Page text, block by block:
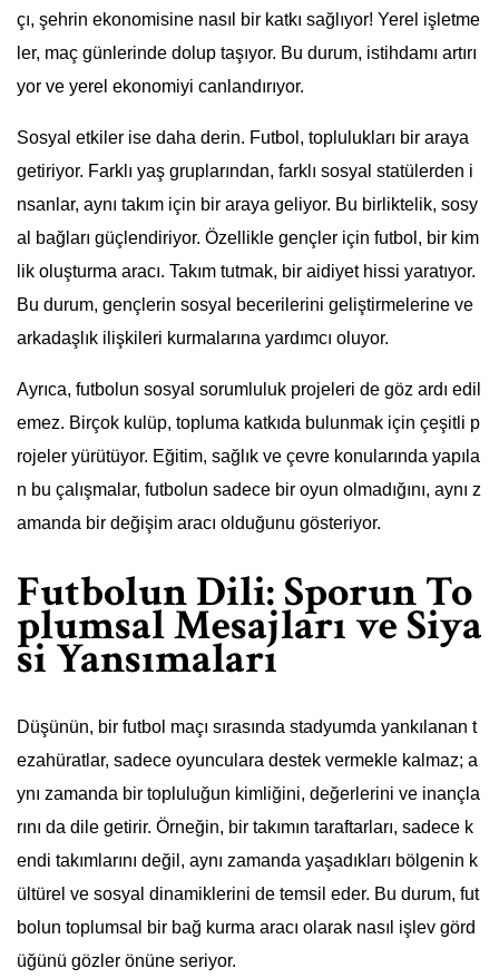
çı, şehrin ekonomisine nasıl bir katkı sağlıyor! Yerel işletme
ler, maç günlerinde dolup taşıyor. Bu durum, istihdamı artırı
yor ve yerel ekonomiyi canlandırıyor.
Sosyal etkiler ise daha derin. Futbol, toplulukları bir araya
getiriyor. Farklı yaş gruplarından, farklı sosyal statülerden i
nsanlar, aynı takım için bir araya geliyor. Bu birliktelik, sosy
al bağları güçlendiriyor. Özellikle gençler için futbol, bir kim
lik oluşturma aracı. Takım tutmak, bir aidiyet hissi yaratıyor.
Bu durum, gençlerin sosyal becerilerini geliştirmelerine ve
arkadaşlık ilişkileri kurmalarına yardımcı oluyor.
Ayrıca, futbolun sosyal sorumluluk projeleri de göz ardı edil
emez. Birçok kulüp, topluma katkıda bulunmak için çeşitli p
rojeler yürütüyor. Eğitim, sağlık ve çevre konularında yapıla
n bu çalışmalar, futbolun sadece bir oyun olmadığını, aynı z
amanda bir değişim aracı olduğunu gösteriyor.
Futbolun Dili: Sporun To
plumsal Mesajları ve Siya
si Yansımaları
Düşünün, bir futbol maçı sırasında stadyumda yankılanan t
ezahüratlar, sadece oyunculara destek vermekle kalmaz; a
ynı zamanda bir topluluğun kimliğini, değerlerini ve inançla
rını da dile getirir. Örneğin, bir takımın taraftarları, sadece k
endi takımlarını değil, aynı zamanda yaşadıkları bölgenin k
ültürel ve sosyal dinamiklerini de temsil eder. Bu durum, fut
bolun toplumsal bir bağ kurma aracı olarak nasıl işlev görd
üğünü gözler önüne seriyor.